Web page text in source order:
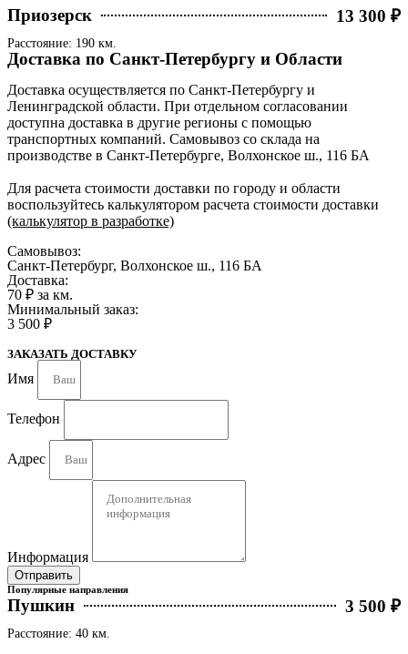
Приозерск 13 300 ₽
Расстояние: 190 км.
Доставка по Санкт-Петербургу и Области
Доставка осуществляется по Санкт-Петербургу и
Ленинградской области. При отдельном согласовании
доступна доставка в другие регионы с помощью
транспортных компаний. Самовывоз со склада на
производстве в Санкт-Петербурге, Волхонское ш., 116 БА
Для расчета стоимости доставки по городу и области
воспользуйтесь калькулятором расчета стоимости доставки
(калькулятор в разработке)
Самовывоз:
Санкт-Петербург, Волхонское ш., 116 БА
Доставка:
70 ₽ за км.
Минимальный заказ:
3 500 ₽
ЗАКАЗАТЬ ДОСТАВКУ
Имя
Телефон
Адрес
Информация
Отправить
Популярные направления
Пушкин 3 500 ₽
Расстояние: 40 км.